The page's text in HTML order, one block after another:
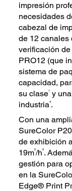
impresión
necesidades
cabezal de
de 12 canales
verificación
PRO12 (que
sistema de
capacidad,
su clase1 y
industria4.
Con una
SureColor
de exhibición
19m2/h5.
gestión para
en la
Edge® Print